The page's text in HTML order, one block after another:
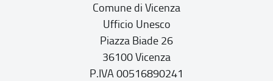
Comune di Vicenza
Ufficio Unesco
Piazza Biade 26
36100 Vicenza
P.IVA 00516890241